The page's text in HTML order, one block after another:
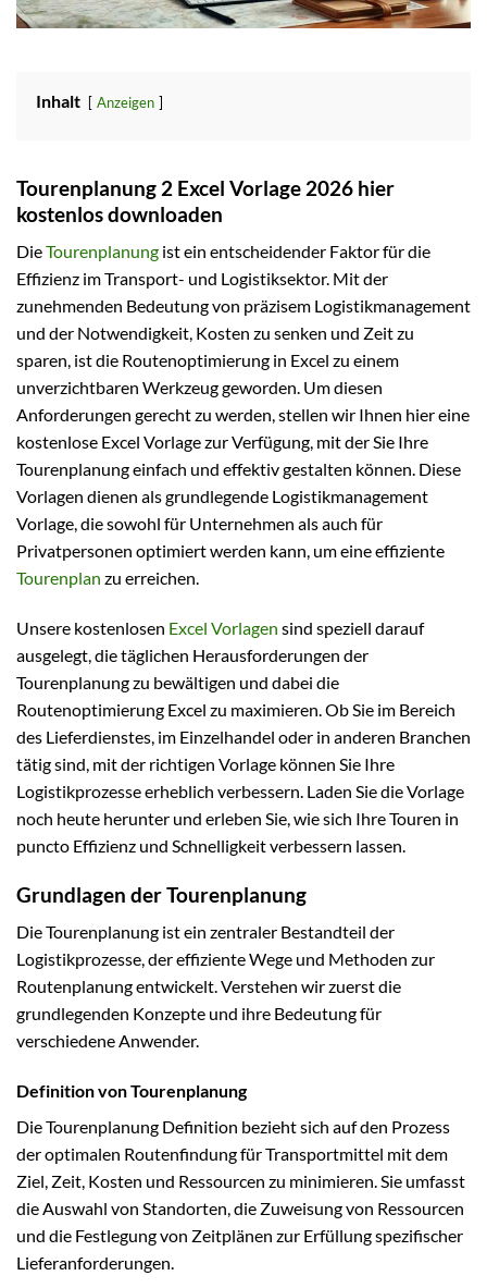
Inhalt Anzeigen
Tourenplanung 2 Excel Vorlage 2026 hier
kostenlos downloaden
DieTourenplanung ist ein entscheidender Faktor für die
Effizienz im Transport- und Logistiksektor. Mit der
zunehmenden Bedeutung von präzisem Logistikmanagement
und der Notwendigkeit, Kosten zu senken und Zeit zu
sparen, ist die Routenoptimierung in Excel zu einem
unverzichtbaren Werkzeug geworden. Um diesen
Anforderungen gerecht zu werden, stellen wir Ihnen hier eine
kostenlose Excel Vorlage zur Verfügung, mit der Sie Ihre
Tourenplanung einfach und effektiv gestalten können. Diese
Vorlagen dienen als grundlegende Logistikmanagement
Vorlage, die sowohl für Unternehmen als auch für
Privatpersonen optimiert werden kann, um eine effiziente
Tourenplan zu erreichen.
Unsere kostenlosen Excel Vorlagen sind speziell darauf
ausgelegt, die täglichen Herausforderungen der
Tourenplanung zu bewältigen und dabei die
Routenoptimierung Excel zu maximieren. Ob Sie im Bereich
des Lieferdienstes, im Einzelhandel oder in anderen Branchen
tätig sind, mit der richtigen Vorlage können Sie Ihre
Logistikprozesse erheblich verbessern. Laden Sie die Vorlage
noch heute herunter und erleben Sie, wie sich Ihre Touren in
puncto Effizienz und Schnelligkeit verbessern lassen.
Grundlagen der Tourenplanung
Die Tourenplanung ist ein zentraler Bestandteil der
Logistikprozesse, der effiziente Wege und Methoden zur
Routenplanung entwickelt. Verstehen wir zuerst die
grundlegenden Konzepte und ihre Bedeutung für
verschiedene Anwender.
Definition von Tourenplanung
Die Tourenplanung Definition bezieht sich auf den Prozess
der optimalen Routenfindung für Transportmittel mit dem
Ziel, Zeit, Kosten und Ressourcen zu minimieren. Sie umfasst
die Auswahl von Standorten, die Zuweisung von Ressourcen
und die Festlegung von Zeitplänen zur Erfüllung spezifischer
Lieferanforderungen.